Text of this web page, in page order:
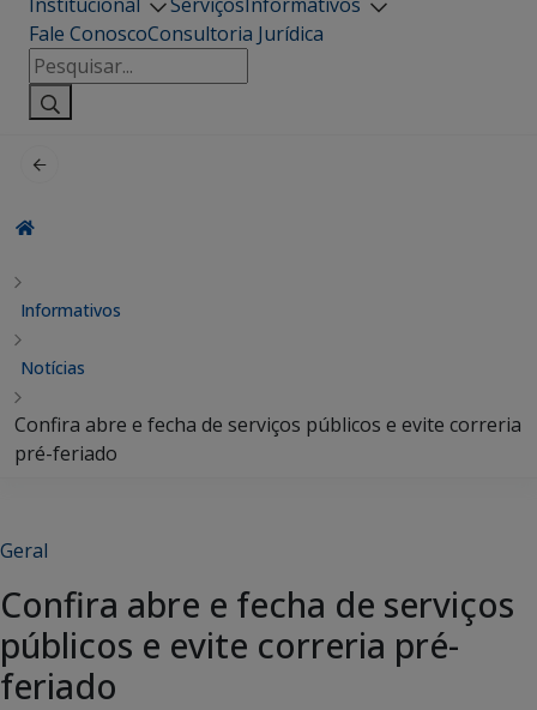
Fale ConoscoConsultoria Jurídica
Pesquisar
por:
Informativos
Notícias
Confira abre e fecha de serviços públicos e evite correria
pré-feriado
Geral
Confira abre e fecha de serviços
públicos e evite correria pré-
feriado